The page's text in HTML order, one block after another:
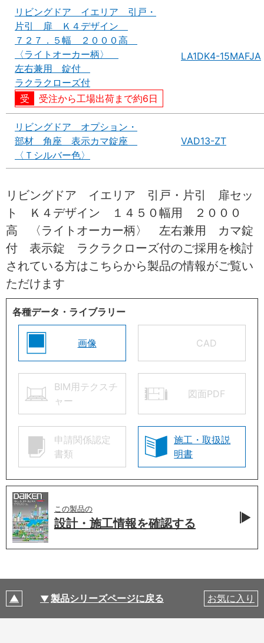
リビングドア イエリア 引戸・
片引 扉 Ｋ４デザイン
７２７．５幅 ２０００高
〈ライトオーカー柄〉
左右兼用 錠付
ラクラクローズ付
受注から工場出荷まで約6日
LA1DK4-15MAFJA
リビングドア オプション・
部材 角座 表示カマ錠座
〈Ｔシルバー色〉
VAD13-ZT
リビングドア イエリア 引戸・片引 扉セッ
ト Ｋ４デザイン １４５０幅用 ２０００
高 〈ライトオーカー柄〉 左右兼用 カマ錠
付 表示錠 ラクラクローズ付のご採用を検討
されている方はこちらから製品の情報がご覧い
ただけます
各種データ・ライブラリー
画像 CAD
BIM用テクスチ
ャー
図面PDF
申請関係認定
書類
施工・取扱説
明書
この製品の
設計・施工情報を確認する
製品シリーズページに戻る お気に入り